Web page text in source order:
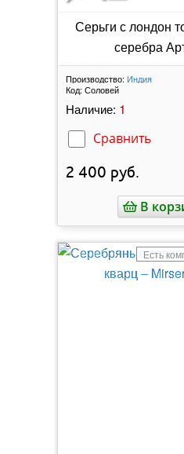
Серьги с лондон
серебра
Производство: Индия
Код: Соловей
Наличие: 1
Сравнить
2 400 руб.
В
Есть